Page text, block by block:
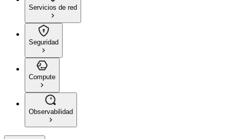
Servicios de red
Seguridad
Compute
Observabilidad